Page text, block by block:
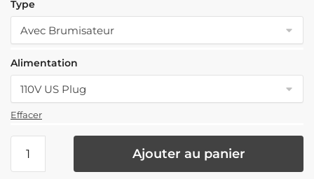
Type
Alimentation
Effacer
Ajouter au panier